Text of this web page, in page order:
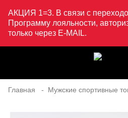
АКЦИЯ 1=3. В связи с
Программу лояльности,
только через E-MAIL.
Главная Мужские спортивные